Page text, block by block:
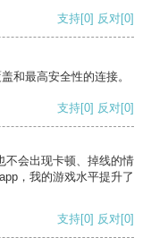
支持[0] 反对[0]
和最高安全性的连接。
支持[0] 反对[0]
不会出现卡顿、掉线的情
，我的游戏水平提升了
支持[0] 反对[0]